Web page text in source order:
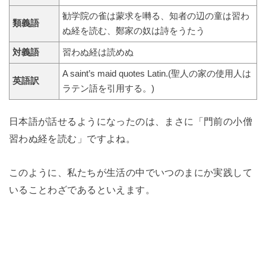
類義語
勧学院の雀は蒙求を囀る、知者の辺の童は習わ
ぬ経を読む、鄭家の奴は詩をうたう
対義語 習わぬ経は読めぬ
英語訳
A saint’s maid quotes Latin.(聖人の家の使用人は
ラテン語を引用する。)
日本語が話せるようになったのは、まさに「門前の小僧
習わぬ経を読む」ですよね。
このように、私たちが生活の中でいつのまにか実践して
いることわざであるといえます。